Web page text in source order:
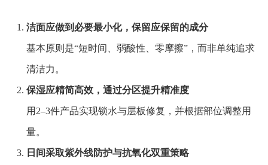
洁面应做到必要最小化，保留应保留的成分
基本原则是“短时间、弱酸性、零摩擦”，而非单纯追求
清洁力。
保湿应精简高效，通过分区提升精准度
用2–3件产品实现锁水与层板修复，并根据部位调整用
量。
日间采取紫外线防护与抗氧化双重策略